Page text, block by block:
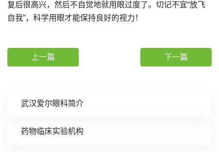
武汉爱尔眼科简介
药物临床实验机构
复后很高兴，然后不自觉地就用眼过度了。切记不宜“放飞
自我”，科学用眼才能保持良好的视力！
上一篇 下一篇